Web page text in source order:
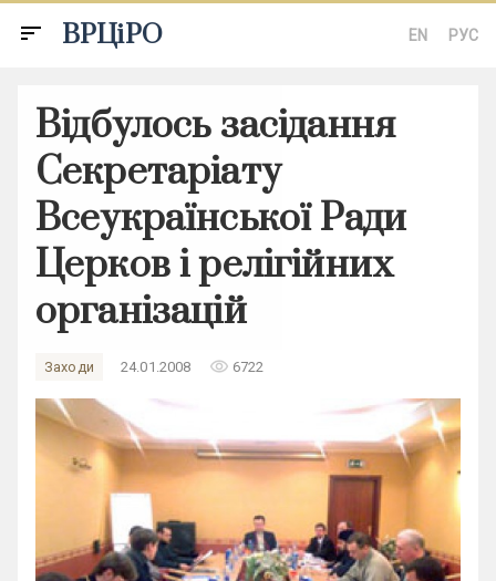
sort ВРЦіРО EN РУС
Відбулось засідання
Секретаріату
Всеукраїнської Ради
Церков і релігійних
організацій
Заходи 24.01.2008 remove_red_eye 6722